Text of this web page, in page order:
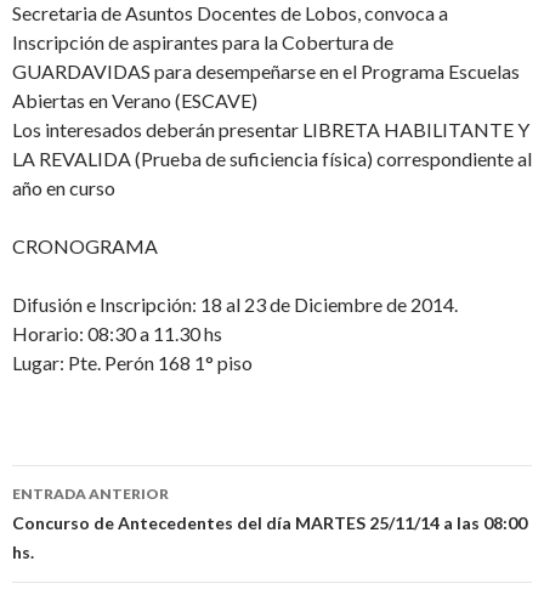
Secretaria de Asuntos Docentes de Lobos, convoca a
Inscripción de aspirantes para la Cobertura de
GUARDAVIDAS para desempeñarse en el Programa Escuelas
Abiertas en Verano (ESCAVE)
Los interesados deberán presentar LIBRETA HABILITANTE Y
LA REVALIDA (Prueba de suficiencia física) correspondiente al
año en curso
CRONOGRAMA
Difusión e Inscripción: 18 al 23 de Diciembre de 2014.
Horario: 08:30 a 11.30 hs
Lugar: Pte. Perón 168 1° piso
Navegación
de
entradas
ENTRADA ANTERIOR
Concurso de Antecedentes del día MARTES 25/11/14 a las 08:00
hs.